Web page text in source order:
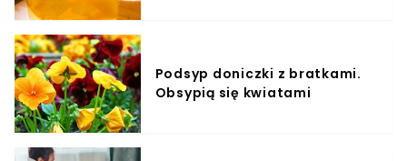
Podsyp doniczki z bratkami.
Obsypią się kwiatami